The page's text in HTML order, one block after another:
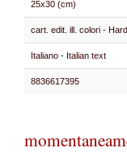
25x30 (cm)
cart. edit. ill. colori -
Italiano - Italian text
8836617395